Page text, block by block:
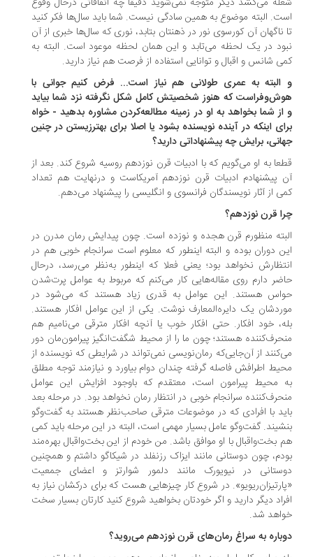
البته موضوع به همین سادگی نیست. شما باید سال‌ها فکر کنید
ناگهان آن کورسوی نور در ذهنتان بتابد، نوری که سال‌ها خبری از آن
در یک لحظه می‌تابد و این همان لحظه‌ موعود است. البته به
شانس و اقبال و توانایی استفاده از فرصت هم نیاز دارید.
به عمری طولانی هم نیاز است... فرض کنیم جوانی با
که هنوز شخصیتش کامل شکل نگرفته نزد شما بیاید
شما بخواهد به او در زمینه‌ مطالعه‌کردن مشاوره بدهید - خواه
اینکه در آینده نویسنده‌ بشود یا اصلا برای بهترزیستن در چنین
برایش چه پیشنهاداتی دارید؟
به او می‌گویم که با ادبیات قرن نوزدهم روسیه شروع کند. بعد از
پیشنهادم ادبیات قرن نوزدهم آمریکاست و درنهایت هم تعداد
از آثار نویسندگان فرانسوی و انگلیسی را پیشنهاد می‌دهم.
قرن نوزدهم؟
منظورم قرن هجده و نوزده است. چون پیدایش رمان مدرن در
دوران بوده و البته اینطور که معلوم است سرانجام خوبی هم در
نخواهد بود؛ یعنی فعلا که اینطور به‌نظر می‌رسد، درحال
دارم روی مقاله‌هایی کار می‌کنم که مربوط به عوامل پرت‌شدن
هستند. این عوامل به قدری زیاد هستند که می‌شود در
یک دایره‌المعارف نوشت. یکی از این عوامل افکار هستند.
خود افکار. حتی افکار خوب یا آنچه افکار مترقی می‌نامیم هم
هستند؛ چون ما را از محیط شگفت‌انگیز پیرامون‌مان دور
از آن‌جایی‌که رمان‌نویسی نمی‌تواند در شرایطی که نویسنده از
اطرافش فاصله گرفته چندان دوام بیاورد و نیازمند توجه مطلق
محیط پیرامون است، معتقدم که باوجود افزایش این عوامل
سرانجام خوبی در انتظار رمان نخواهد بود. در مرحله‌ بعد
با افرادی که در موضوعات مترقی صاحب‌نظر هستند به گفت‌وگو
گفت‌وگو عامل بسیار مهمی است، البته در این مرحله باید کمی
بخت‌واقبال با او موافق باشد. من خودم از این بخت‌واقبال بهره‌مند
چون دوستانی مانند ایزاک رزنفلد در شیکاگو داشتم و همچنین
در نیویورک مانند دلمور شوارتز و اعضای جمعیت
در شروع کار چیزهایی هست که برای درکشان نیاز به
دیگر دارید و اگر خودتان بخواهید شروع کنید کارتان بسیار سخت
شد.
به سراغ رمان‌های قرن نوزدهم می‌روید؟